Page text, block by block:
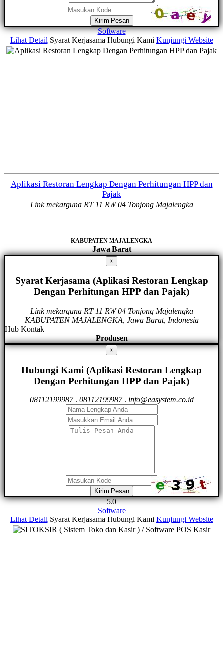
Kirim Pesan
Software
Lihat Detail Syarat Kerjasama Hubungi Kami Kunjungi Website
Aplikasi Restoran Lengkap Dengan Perhitungan HPP dan
Pajak
Link mekarguna RT 11 RW 04 Tonjong Majalengka
KABUPATEN MAJALENGKA
Jawa Barat
×
Syarat Kerjasama (Aplikasi Restoran Lengkap
Dengan Perhitungan HPP dan Pajak)
Link mekarguna RT 11 RW 04 Tonjong Majalengka
KABUPATEN MAJALENGKA, Jawa Barat, Indonesia
Hub Kontak
Produsen
×
Hubungi Kami (Aplikasi Restoran Lengkap
Dengan Perhitungan HPP dan Pajak)
08112199987. 08112199987. info@easystem.co.id
Kirim Pesan
5.0
Software
Lihat Detail Syarat Kerjasama Hubungi Kami Kunjungi Website